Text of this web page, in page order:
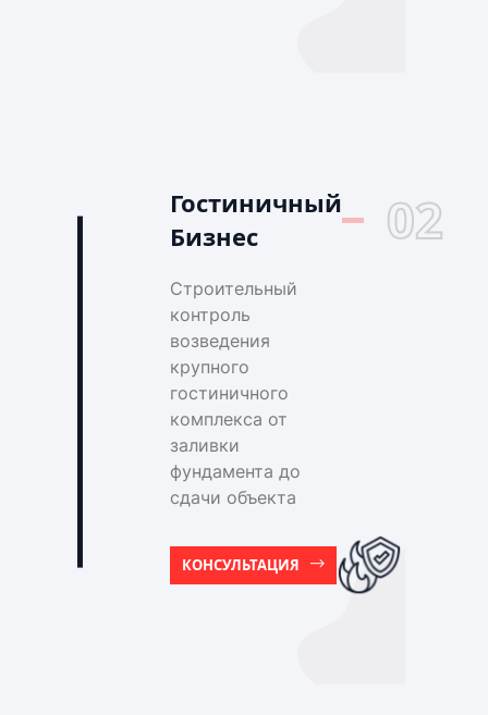
Гостиничный
Бизнес
02
Строительный
контроль
возведения
крупного
гостиничного
комплекса от
заливки
фундамента до
сдачи объекта
КОНСУЛЬТАЦИЯ